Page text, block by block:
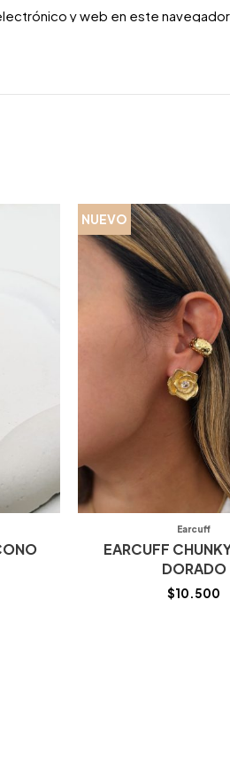
y web en este
NUEVO
Earcuff
EARCUFF
DORADO
$10.500